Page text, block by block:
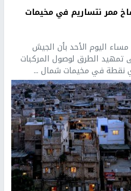
ممر نتساريم في مخيمات
14 العبرية، مساء اليوم الأحد بأن الجيش
تمهيد الطرق لوصول المركبات
نقطة في مخيمات شمال ...